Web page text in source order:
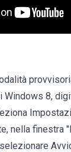
8,
nella finestra